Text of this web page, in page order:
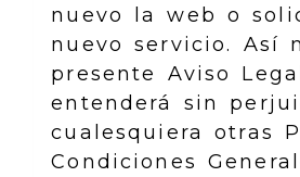
nuevo la web o
nuevo servicio. Así
presente Aviso
entenderá sin
cualesquiera otras
Condiciones